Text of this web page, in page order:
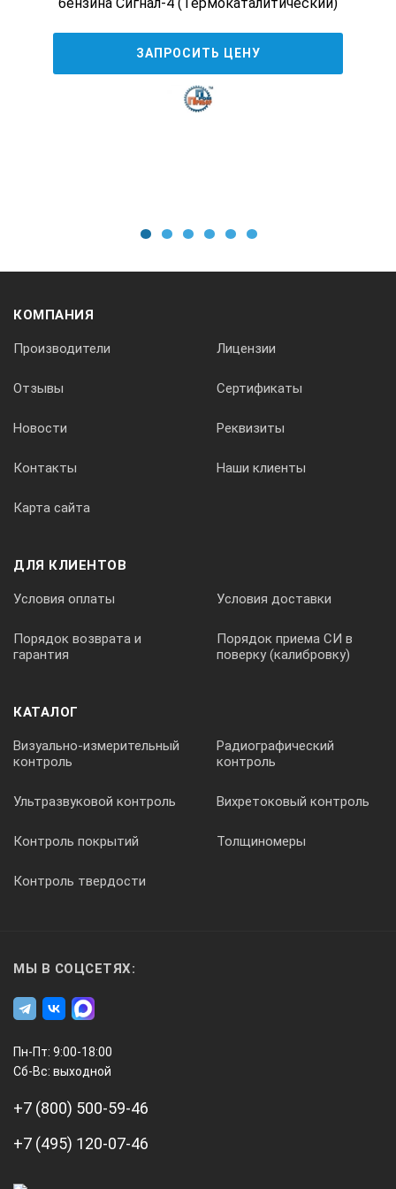
Насадка для градуировки, ремешок
ЗАПРОСИТЬ ЦЕНУ
КОМПАНИЯ
Производители Лицензии
Отзывы Сертификаты
Новости Реквизиты
Контакты Наши клиенты
Карта сайта
ДЛЯ КЛИЕНТОВ
Условия оплаты Условия доставки
Порядок возврата и
гарантия
Порядок приема СИ в
поверку (калибровку)
КАТАЛОГ
Визуально-измерительный
контроль
Радиографический
контроль
Ультразвуковой контроль Вихретоковый контроль
Контроль покрытий Толщиномеры
Контроль твердости
МЫ В СОЦСЕТЯХ:
Пн-Пт: 9:00-18:00
Сб-Вс: выходной
+7 (800) 500-59-46
+7 (495) 120-07-46